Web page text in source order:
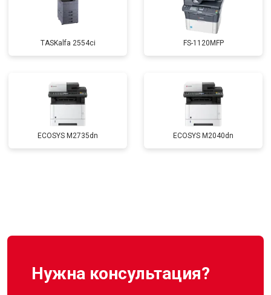
TASKalfa 2554ci FS-1120MFP
ECOSYS M2735dn ECOSYS M2040dn
Нужна консультация?